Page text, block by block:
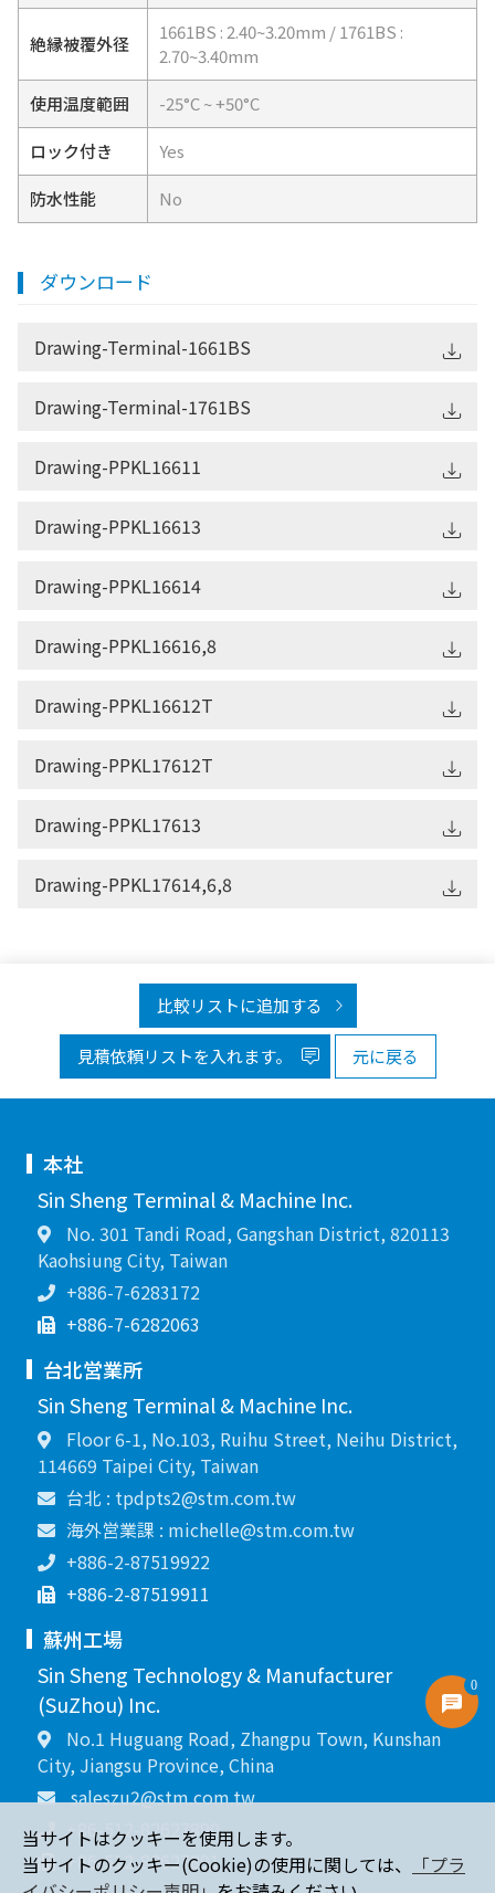
絶縁被覆外径
1661BS : 2.40~3.20mm / 1761BS :
2.70~3.40mm
使用温度範囲 -25°C ~ +50°C
ロック付き Yes
防水性能 No
ダウンロード
Drawing-Terminal-1661BS
Drawing-Terminal-1761BS
Drawing-PPKL16611
Drawing-PPKL16613
Drawing-PPKL16614
Drawing-PPKL16616,8
Drawing-PPKL16612T
Drawing-PPKL17612T
Drawing-PPKL17613
Drawing-PPKL17614,6,8
比較リストに追加する
見積依頼リストを入れます。 元に戻る
本社
Sin Sheng Terminal & Machine Inc.
No. 301 Tandi Road, Gangshan District, 820113
Kaohsiung City, Taiwan
+886-7-6283172
+886-7-6282063
台北営業所
Sin Sheng Terminal & Machine Inc.
Floor 6-1, No.103, Ruihu Street, Neihu District,
114669 Taipei City, Taiwan
台北 : tpdpts2@stm.com.tw
海外営業課 : michelle@stm.com.tw
+886-2-87519922
+886-2-87519911
蘇州工場
Sin Sheng Technology & Manufacturer
(SuZhou) Inc.
No.1 Huguang Road, Zhangpu Town, Kunshan
City, Jiangsu Province, China
saleszu2@stm.com.tw
+86-512-82627890
+86-512-82627891
当サイトはクッキーを使用します。
当サイトのクッキー(Cookie)の使用に関しては、
「プラ
0